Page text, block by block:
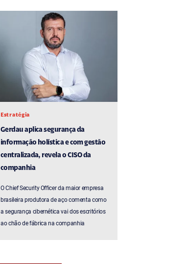
Estratégia
Gerdau aplica segurança da
informação holística e com gestão
centralizada, revela o CISO da
companhia
O Chief Security Officer da maior empresa
brasileira produtora de aço comenta como
a segurança cibernética vai dos escritórios
ao chão de fábrica na companhia